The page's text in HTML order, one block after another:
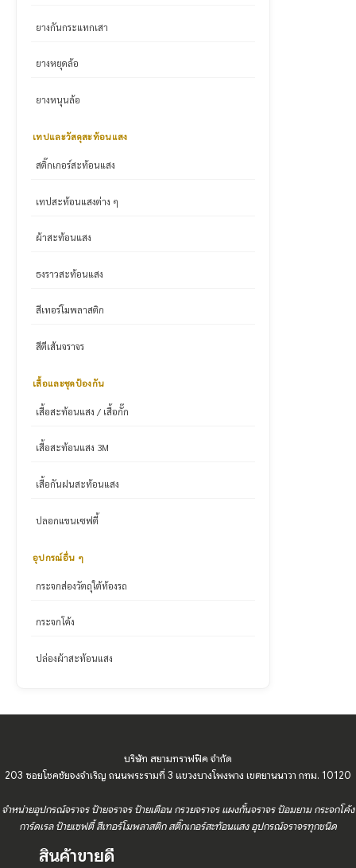
ยางกันกระแทกเสา
ยางหยุดล้อ
ยางหนุนล้อ
เทปและวัสดุสะท้อนแสง
สติ๊กเกอร์สะท้อนแสง
เทปสะท้อนแสงต่าง ๆ
ผ้าสะท้อนแสง
ธงราวสะท้อนแสง
สีเทอร์โมพลาสติก
สีตีเส้นจราจร
เสื้อและชุดป้องกัน
เสื้อสะท้อนแสง / เสื้อกั๊ก
เสื้อสะท้อนแสง 3M
เสื้อกันฝนสะท้อนแสง
ปลอกแขนเซฟตี้
อุปกรณ์อื่น ๆ
กระจกส่องวัตถุใต้ท้องรถ
กระจกโค้ง
ปล่องผ้าสะท้อนแสง
บริษัท สยามทราฟฟิค จำกัด
203 ซอยโชคชัยจงจำเริญ ถนนพระรามที่ 3 แขวงบางโพงพาง เขตยานนาวา กทม. 10120
จำหน่ายอุปกรณ์จราจร ป้ายจราจร ป้ายเตือน กรวยจราจร แผงกั้นจราจร ป้อมยาม กระจกโค้ง
การ์ดเรล ป้ายเซฟตี้ สีเทอร์โมพลาสติก สติ๊กเกอร์สะท้อนแสง อุปกรณ์จราจรทุกชนิด
สินค้าขายดี